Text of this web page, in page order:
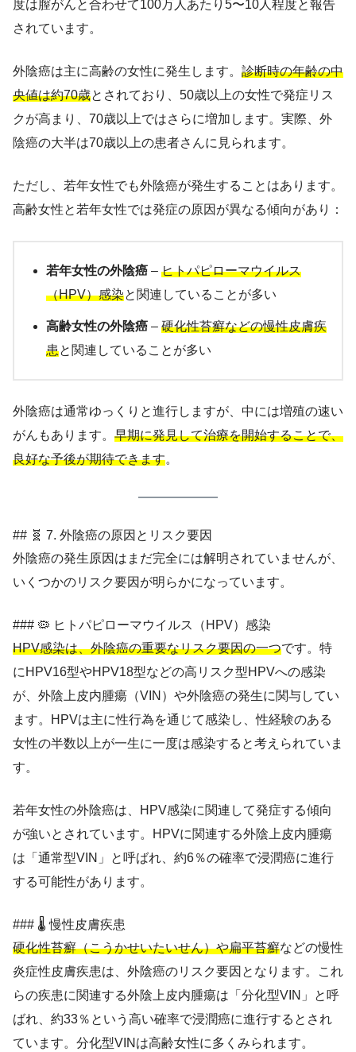
度は膣がんと合わせて100万人あたり5〜10人程度と報告
されています。
外陰癌は主に高齢の女性に発生します。 診断時の年齢の中
央値は約70歳とされており、50歳以上の女性で発症リス
クが高まり、70歳以上ではさらに増加します。実際、外
陰癌の大半は70歳以上の患者さんに見られます。
ただし、若年女性でも外陰癌が発生することはあります。
高齢女性と若年女性では発症の原因が異なる傾向があり：
若年女性の外陰癌 – ヒトパピローマウイルス
（HPV）感染と関連していることが多い
高齢女性の外陰癌 – 硬化性苔癬などの慢性皮膚疾
患と関連していることが多い
外陰癌は通常ゆっくりと進行しますが、中には増殖の速い
がんもあります。 早期に発見して治療を開始することで、
良好な予後が期待できます。
## 🧬 7. 外陰癌の原因とリスク要因
外陰癌の発生原因はまだ完全には解明されていませんが、
いくつかのリスク要因が明らかになっています。
### 🦠 ヒトパピローマウイルス（HPV）感染
HPV感染は、外陰癌の重要なリスク要因の一つです。特
にHPV16型やHPV18型などの高リスク型HPVへの感染
が、外陰上皮内腫瘍（VIN）や外陰癌の発生に関与してい
ます。HPVは主に性行為を通じて感染し、性経験のある
女性の半数以上が一生に一度は感染すると考えられていま
す。
若年女性の外陰癌は、HPV感染に関連して発症する傾向
が強いとされています。HPVに関連する外陰上皮内腫瘍
は「通常型VIN」と呼ばれ、約6％の確率で浸潤癌に進行
する可能性があります。
### 🌡️ 慢性皮膚疾患
硬化性苔癬（こうかせいたいせん）や扁平苔癬などの慢性
炎症性皮膚疾患は、外陰癌のリスク要因となります。これ
らの疾患に関連する外陰上皮内腫瘍は「分化型VIN」と呼
ばれ、約33％という高い確率で浸潤癌に進行するとされ
ています。分化型VINは高齢女性に多くみられます。